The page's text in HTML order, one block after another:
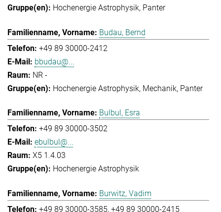
Hochenergie Astrophysik Panter
Budau, Bernd
+49 89 30000-2412
bbudau@...
NR -
Hochenergie Astrophysik Mechanik Panter
Bulbul, Esra
+49 89 30000-3502
ebulbul@...
X5 1.4.03
Hochenergie Astrophysik
Burwitz, Vadim
+49 89 30000-3585 +49 89 30000-2415